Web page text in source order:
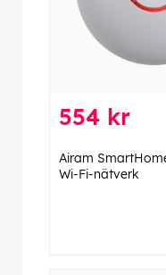
554 kr
Airam
Wi-Fi-nätverk